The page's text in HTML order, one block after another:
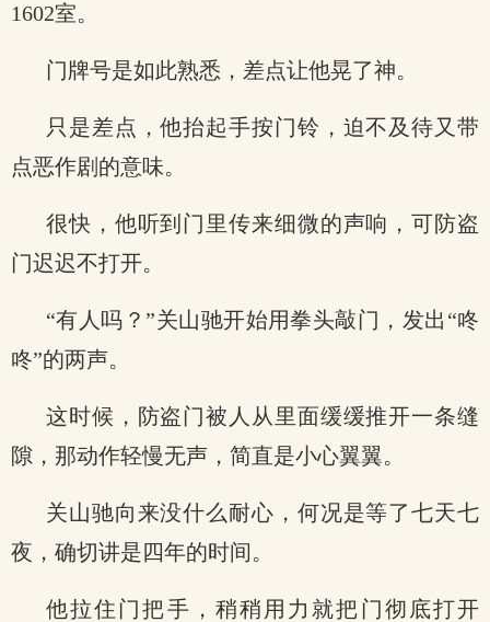
1602室。
门牌号是如此熟悉，差点让他晃了神。
只是差点，他抬起手按门铃，迫不及待又带
点恶作剧的意味。
很快，他听到门里传来细微的声响，可防盗
门迟迟不打开。
“有人吗？”关山驰开始用拳头敲门，发出“咚
咚”的两声。
这时候，防盗门被人从里面缓缓推开一条缝
隙，那动作轻慢无声，简直是小心翼翼。
关山驰向来没什么耐心，何况是等了七天七
夜，确切讲是四年的时间。
他拉住门把手，稍稍用力就把门彻底打开